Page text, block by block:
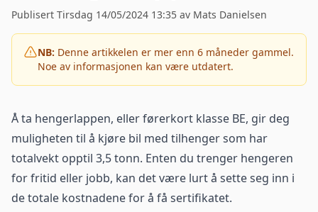
Publisert Tirsdag 14/05/2024 13:35 av Mats Danielsen
NB: Denne artikkelen er mer enn 6 måneder gammel.
Noe av informasjonen kan være utdatert.
Å ta hengerlappen, eller førerkort klasse BE, gir deg
muligheten til å kjøre bil med tilhenger som har
totalvekt opptil 3,5 tonn. Enten du trenger hengeren
for fritid eller jobb, kan det være lurt å sette seg inn i
de totale kostnadene for å få sertifikatet.